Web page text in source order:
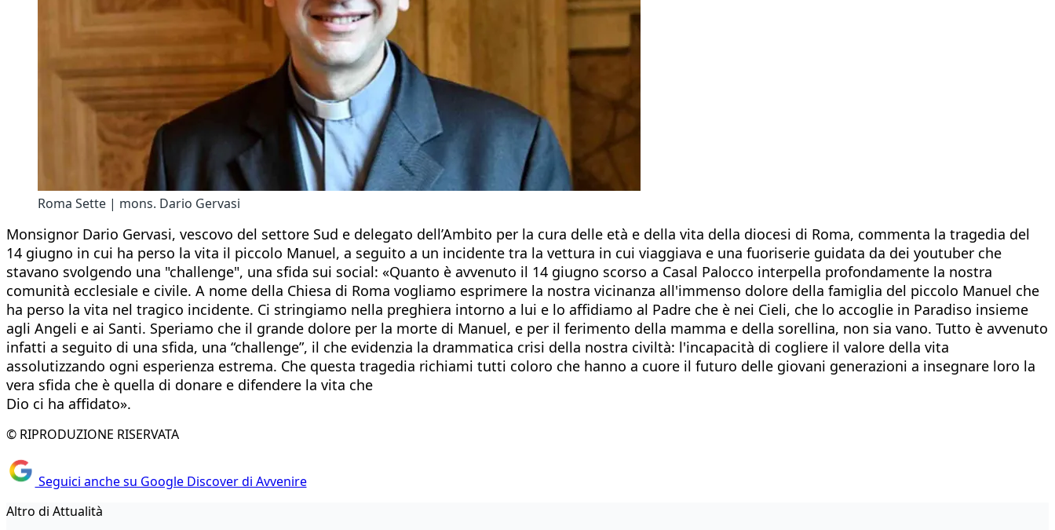
Roma Sette | mons. Dario Gervasi
Monsignor Dario Gervasi, vescovo del settore Sud e delegato dell’Ambito per la cura delle età e della vita della diocesi di Roma, commenta la tragedia del
14 giugno in cui ha perso la vita il piccolo Manuel, a seguito a un incidente tra la vettura in cui viaggiava e una fuoriserie guidata da dei youtuber che
stavano svolgendo una "challenge", una sfida sui social: «Quanto è avvenuto il 14 giugno scorso a Casal Palocco interpella profondamente la nostra
comunità ecclesiale e civile. A nome della Chiesa di Roma vogliamo esprimere la nostra vicinanza all'immenso dolore della famiglia del piccolo Manuel che
ha perso la vita nel tragico incidente. Ci stringiamo nella preghiera intorno a lui e lo affidiamo al Padre che è nei Cieli, che lo accoglie in Paradiso insieme
agli Angeli e ai Santi. Speriamo che il grande dolore per la morte di Manuel, e per il ferimento della mamma e della sorellina, non sia vano. Tutto è avvenuto
infatti a seguito di una sfida, una “challenge”, il che evidenzia la drammatica crisi della nostra civiltà: l'incapacità di cogliere il valore della vita
assolutizzando ogni esperienza estrema. Che questa tragedia richiami tutti coloro che hanno a cuore il futuro delle giovani generazioni a insegnare loro la
vera sfida che è quella di donare e difendere la vita che
Dio ci ha affidato».
© RIPRODUZIONE RISERVATA
Seguici anche su Google Discover di Avvenire
Altro di Attualità